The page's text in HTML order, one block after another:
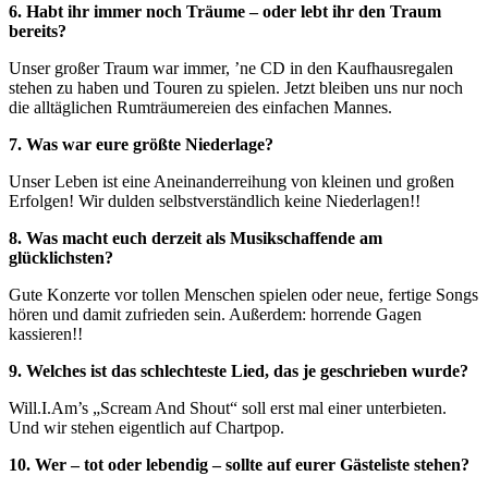
6. Habt ihr immer noch Träume – oder lebt ihr den Traum
bereits?
Unser großer Traum war immer, ’ne CD in den Kaufhausregalen
stehen zu haben und Touren zu spielen. Jetzt bleiben uns nur noch
die alltäglichen Rumträumereien des einfachen Mannes.
7. Was war eure größte Niederlage?
Unser Leben ist eine Aneinanderreihung von kleinen und großen
Erfolgen! Wir dulden selbstverständlich keine Niederlagen!!
8. Was macht euch derzeit als Musikschaffende am
glücklichsten?
Gute Konzerte vor tollen Menschen spielen oder neue, fertige Songs
hören und damit zufrieden sein. Außerdem: horrende Gagen
kassieren!!
9. Welches ist das schlechteste Lied, das je geschrieben wurde?
Will.I.Am’s „Scream And Shout“ soll erst mal einer unterbieten.
Und wir stehen eigentlich auf Chartpop.
10. Wer – tot oder lebendig – sollte auf eurer Gästeliste stehen?